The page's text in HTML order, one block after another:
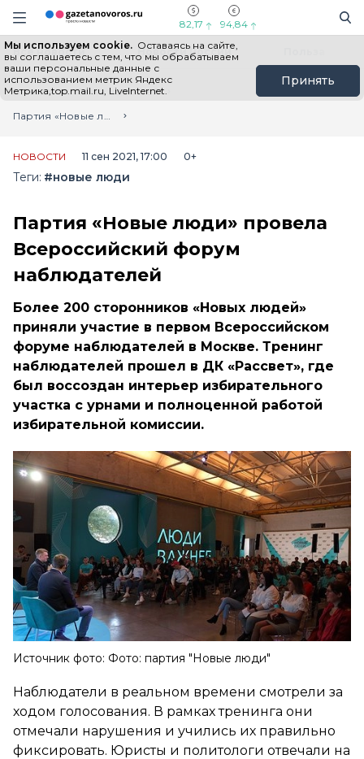
Информационный портал "ГазетаНоворос.ру"
Навигация сайта
82,17 94,84
Мы используем cookie. Оставаясь на сайте,
вы соглашаетесь с тем, что мы обрабатываем
ваши персональные данные с
использованием метрик Яндекс
Метрика,top.mail.ru, LiveInternet.
Принять
Все новости Новости России
Главная
Лента новостей
Партия «Новые люди» провела Всероссийский форум наблюдателей
НОВОСТИ 11 сен 2021, 17:00 0+
Теги: #новые люди
Партия «Новые люди» провела
Всероссийский форум
наблюдателей
Более 200 сторонников «Новых людей»
приняли участие в первом Всероссийском
форуме наблюдателей в Москве. Тренинг
наблюдателей прошел в ДК «Рассвет», где
был воссоздан интерьер избирательного
участка с урнами и полноценной работой
избирательной комиссии.
Источник фото: Фото: партия "Новые люди"
Наблюдатели в реальном времени смотрели за
ходом голосования. В рамках тренинга они
отмечали нарушения и учились их правильно
фиксировать. Юристы и политологи отвечали на